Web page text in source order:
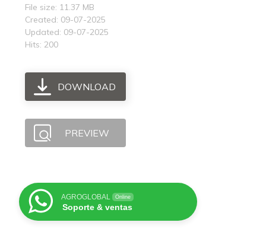
File size: 11.37 MB
Created: 09-07-2025
Updated: 09-07-2025
Hits: 200
DOWNLOAD
PREVIEW
AGROGLOBAL Online
Soporte & ventas